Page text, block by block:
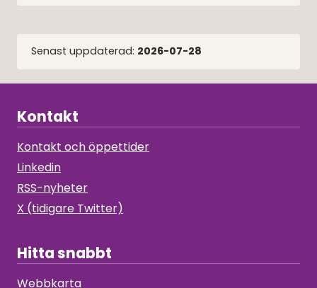
Senast uppdaterad: 2026-07-28
Kontakt
Kontakt och öppettider
Linkedin
RSS-nyheter
X (tidigare Twitter)
Hitta snabbt
Webbkarta